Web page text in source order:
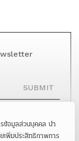
ข้อมูลส่วนบุคคล นำ
เพิ่มประสิทธิภาพการ
SUBMIT